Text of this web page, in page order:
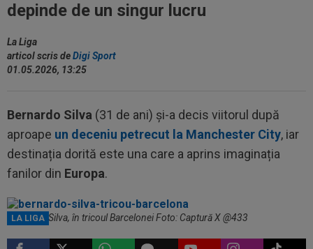
depinde de un singur lucru
La Liga
articol scris deDigi Sport
01.05.2026, 13:25
Bernardo Silva (31 de ani) și-a decis viitorul după
aproape un deceniu petrecut la Manchester City, iar
destinația dorită este una care a aprins imaginația
fanilor din Europa.
LA LIGA
Bernardo Silva, în tricoul Barcelonei Foto: Captură X @433